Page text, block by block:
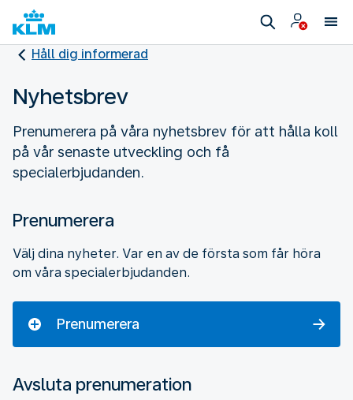
Håll dig informerad
Nyhetsbrev
Prenumerera på våra nyhetsbrev för att hålla koll
på vår senaste utveckling och få
specialerbjudanden.
Prenumerera
Välj dina nyheter. Var en av de första som får höra
om våra specialerbjudanden.
Prenumerera
Avsluta prenumeration